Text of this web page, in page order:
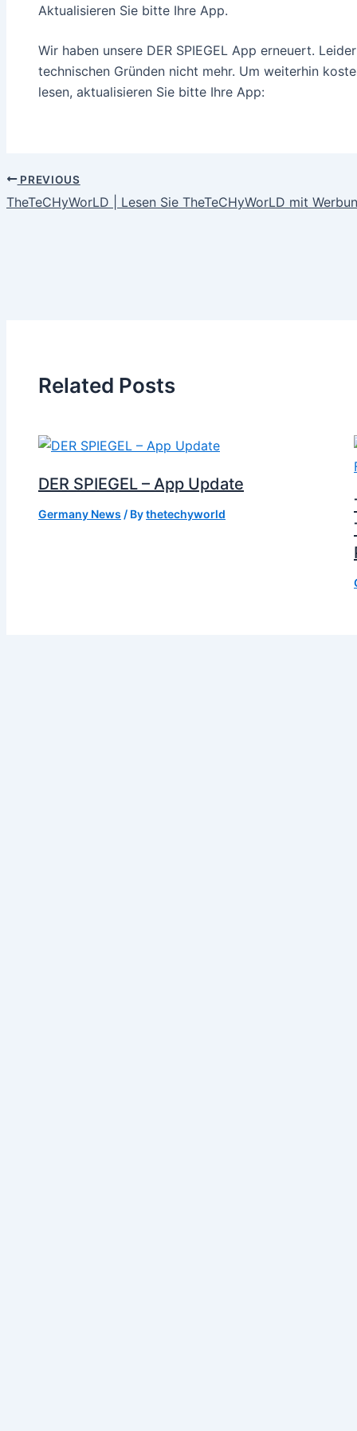
Aktualisieren Sie bitte Ihre App.
Wir haben unsere DER SPIEGEL App erneuert.
technischen Gründen nicht mehr. Um weiterhin
lesen, aktualisieren Sie bitte Ihre App:
PREVIOUS
TheTeCHyWorLD | Lesen Sie TheTeCHyWorLD mit
Related Posts
DER SPIEGEL – App Update
Germany News / Bythetechyworld